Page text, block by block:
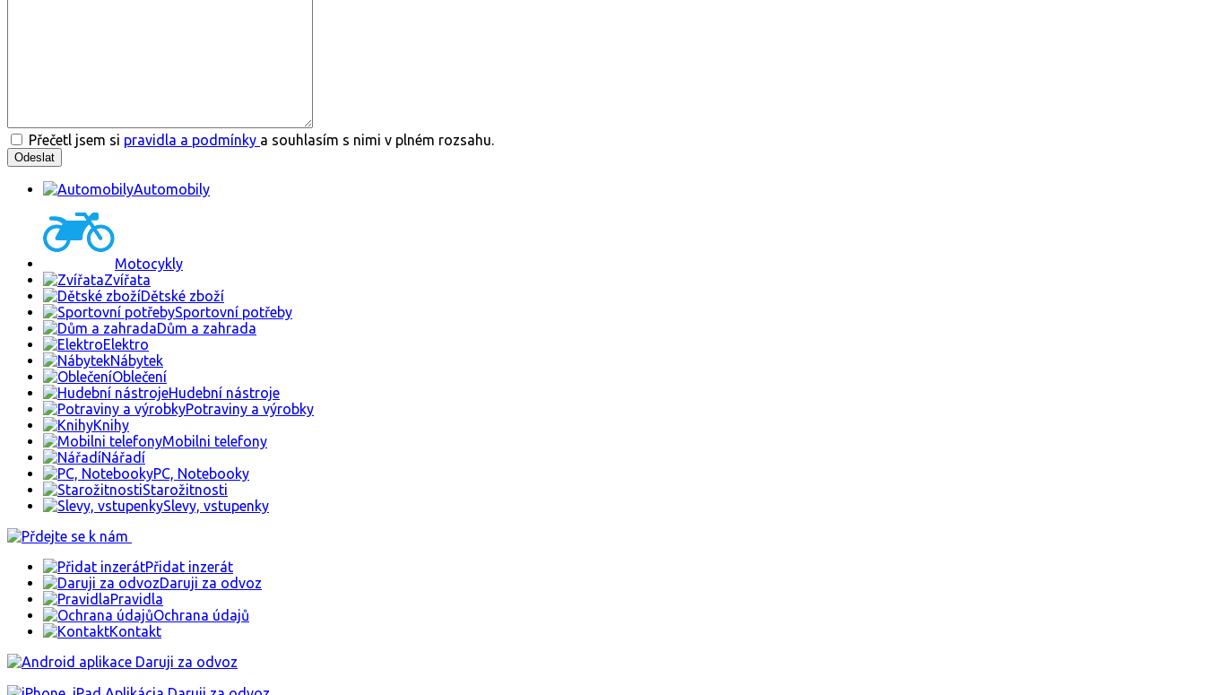
Přečetl jsem si pravidla a podmínky a souhlasím s nimi v plném rozsahu.
Automobily
Motocykly
Zvířata
Dětské zboží
Sportovní potřeby
Dům a zahrada
Elektro
Nábytek
Oblečení
Hudební nástroje
Potraviny a výrobky
Knihy
Mobilni telefony
Nářadí
PC, Notebooky
Starožitnosti
Slevy, vstupenky
Přidat inzerát
Daruji za odvoz
Pravidla
Ochrana údajů
Kontakt